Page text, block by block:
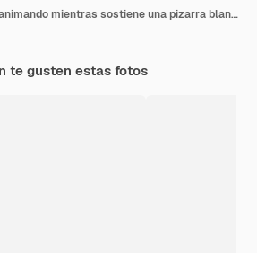
Niños pequeños animando mientras sostiene una pizarra blanca
te gusten estas fotos